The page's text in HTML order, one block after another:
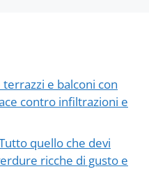
e balconi con
contro infiltrazioni e
quello che devi
ricche di gusto e